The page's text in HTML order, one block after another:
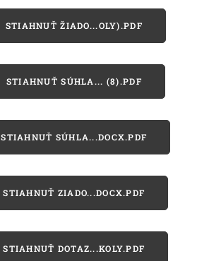
STIAHNUŤ ŽIADO...OLY).PDF
STIAHNUŤ SÚHLA... (8).PDF
STIAHNUŤ SÚHLA...DOCX.PDF
STIAHNUŤ ZIADO...DOCX.PDF
STIAHNUŤ DOTAZ...KOLY.PDF